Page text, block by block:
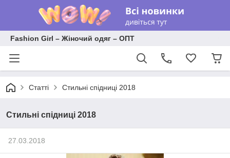
Fashion Girl – Жіночий одяг – ОПТ
Статті Стильні спідниці 2018
Стильні спідниці 2018
27.03.2018